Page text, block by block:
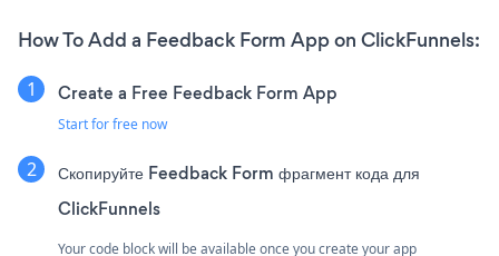
How To Add a Feedback Form App on ClickFunnels:
Create a Free Feedback Form App
Start for free now
Скопируйте Feedback Form фрагмент кода для
ClickFunnels
Your code block will be available once you create your app